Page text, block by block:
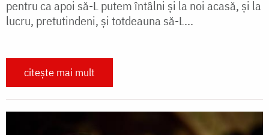
pentru ca apoi să-L putem întâlni și la noi acasă, și la
lucru, pretutindeni, și totdeauna să-L...
citește mai mult